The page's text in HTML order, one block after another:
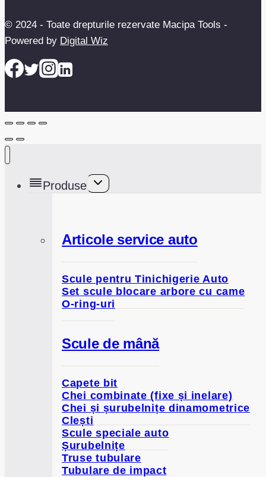
© 2024 - Toate drepturile rezervate Macipa Tools -
Powered by Digital Wiz
Produse
Toggle
Articole service auto
Scule pentru Tinichigerie Auto
Set scule blocare arbore cu came
O-ring-uri
Scule de mână
Capete bit
Chei combinate (fixe și inelare)
Chei și șurubelnițe dinamometrice
Clești
Scule speciale auto
Șurubelnițe
Truse tubulare
Tubulare de impact